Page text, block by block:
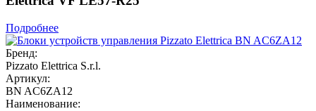
Подробнее
Бренд:
Pizzato Elettrica S.r.l.
Артикул:
BN AC6ZA12
Наименование: